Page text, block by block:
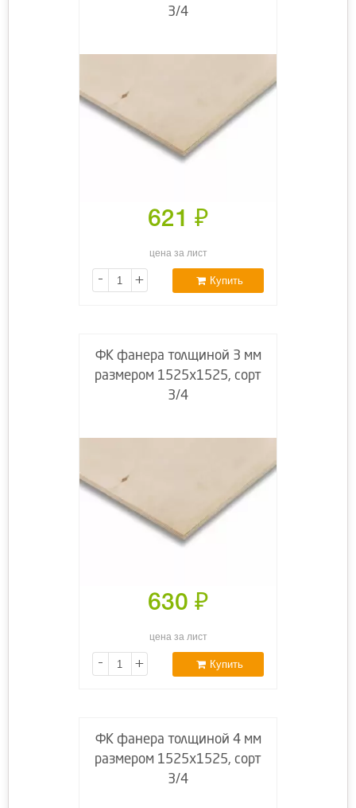
3/4
621 ₽
цена за лист
- + Купить
ФК фанера толщиной 3 мм
размером 1525х1525, сорт
3/4
630 ₽
цена за лист
- + Купить
ФК фанера толщиной 4 мм
размером 1525х1525, сорт
3/4